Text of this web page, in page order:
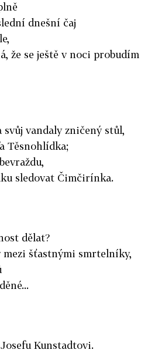
dnešní čaj
že se ještě v noci probudím
svůj vandaly zničený stůl,
Těsnohlídka;
sledovat Čimčirínka.
dělat?
šťastnými smrtelníky,
Kunstadtovi.